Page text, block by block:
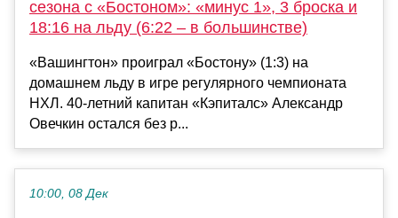
сезона с «Бостоном»: «минус 1», 3 броска и
18:16 на льду (6:22 – в большинстве)
«Вашингтон» проиграл «Бостону» (1:3) на
домашнем льду в игре регулярного чемпионата
НХЛ. 40-летний капитан «Кэпиталс» Александр
Овечкин остался без р...
10:00, 08 Дек